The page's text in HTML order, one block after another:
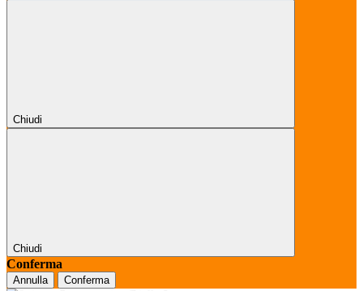
Chiudi
Chiudi
Conferma
Annulla Conferma